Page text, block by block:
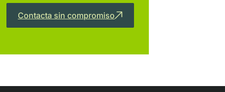
Contacta sin compromiso